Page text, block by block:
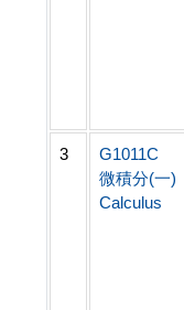
3
G1011C
微積分(一)
Calculus